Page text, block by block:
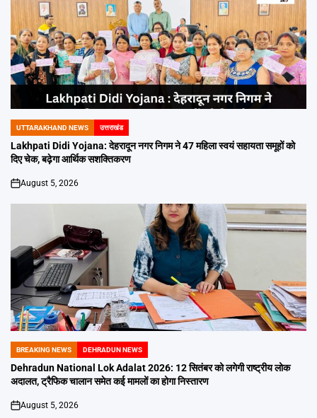
POSTED
IN
UTTARAKHAND NEWS उत्तराखंड
Lakhpati Didi Yojana: देहरादून नगर निगम ने 47 महिला स्वयं सहायता समूहों को
दिए चेक, बढ़ेगा आर्थिक सशक्तिकरण
on
August 5, 2026
POSTED
IN
BREAKING NEWS DEHRADUN NEWS
Dehradun National Lok Adalat 2026: 12 सितंबर को लगेगी राष्ट्रीय लोक
अदालत, ट्रैफिक चालान समेत कई मामलों का होगा निस्तारण
on
August 5, 2026